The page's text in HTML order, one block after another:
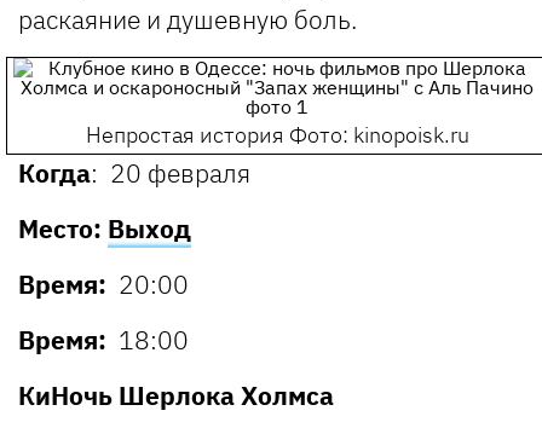
раскаяние и душевную боль.
Непростая история Фото: kinopoisk.ru
Когда: 20 февраля
Место: Выход
Время: 20:00
Время: 18:00
КиНочь Шерлока Холмса